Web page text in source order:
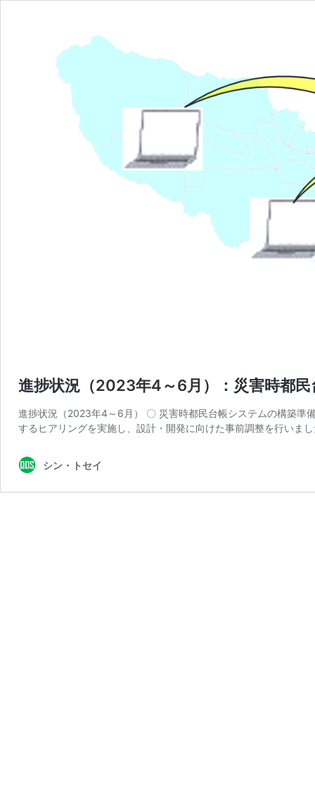
進捗状況（2023年4～6月）：災害時都
進捗状況（2023年4～6月） 〇 災害時都民台帳システムの構築準
するヒアリングを実施し、設計・開発に向けた事前調整を行いま
シン・トセイ